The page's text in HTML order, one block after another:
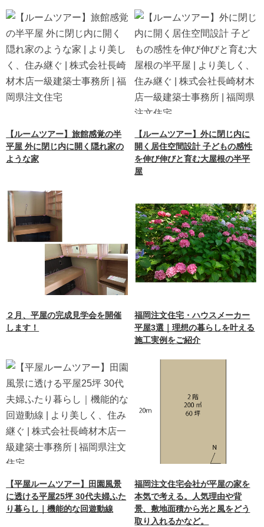
【ルームツアー】旅館感覚の半
平屋 外に閉じ内に開く隠れ家の
ような家
【ルームツアー】外に閉じ内に
開く居住空間設計 子どもの感性
を伸び伸びと育む大屋根の半平
屋
２月、平屋の完成見学会を開催
します！
福岡注文住宅・ハウスメーカー
平屋3選｜理想の暮らしを叶える
施工実例をご紹介
【平屋ルームツアー】田園風景
に透ける平屋25坪 30代夫婦ふた
り暮らし｜機能的な回遊動線
福岡注文住宅会社が平屋の家を
本気で考える。人気理由や背
景、敷地面積から光と風をどう
取り入れるかなど。